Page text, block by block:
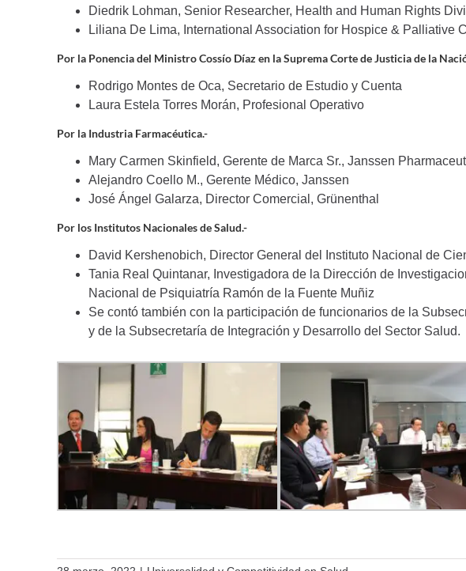
Diedrik Lohman, Senior Researcher, Health and Human Rights
Liliana De Lima, International Association for Hospice & Palliative
Por la Ponencia del Ministro Cossío Díaz en la Suprema Corte de Justicia de la
Rodrigo Montes de Oca, Secretario de Estudio y Cuenta
Laura Estela Torres Morán, Profesional Operativo
Por la Industria Farmacéutica.-
Mary Carmen Skinfield, Gerente de Marca Sr., Janssen
Alejandro Coello M., Gerente Médico, Janssen
José Ángel Galarza, Director Comercial, Grünenthal
Por los Institutos Nacionales de Salud.-
David Kershenobich, Director General del Instituto Nacional de
Tania Real Quintanar, Investigadora de la Dirección de
Nacional de Psiquiatría Ramón de la Fuente Muñiz
Se contó también con la participación de funcionarios de la
y de la Subsecretaría de Integración y Desarrollo del Sector Salud.